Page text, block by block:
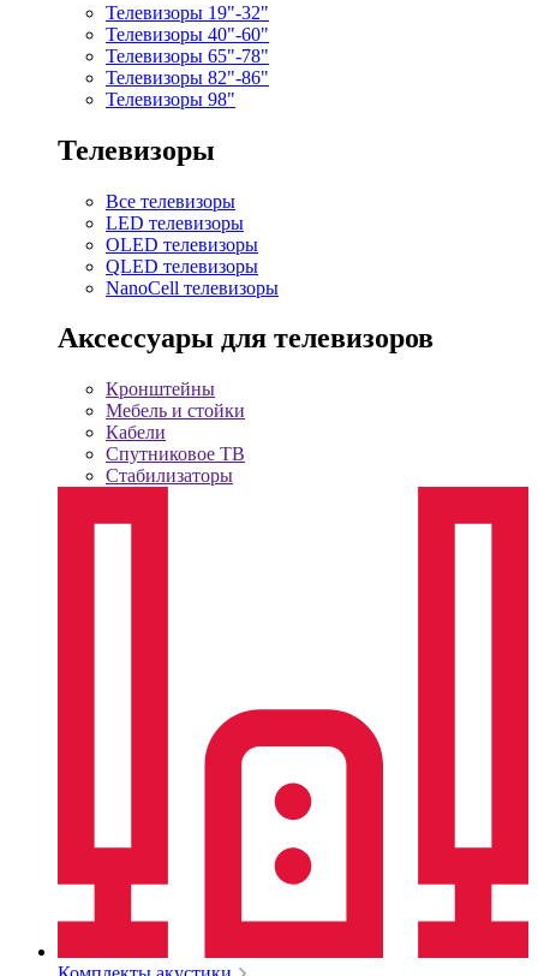
Телевизоры 19"-32"
Телевизоры 40"-60"
Телевизоры 65"-78"
Телевизоры 82"-86"
Телевизоры 98"
Телевизоры
Все телевизоры
LED телевизоры
OLED телевизоры
QLED телевизоры
NanoCell телевизоры
Аксессуары для телевизоров
Кронштейны
Мебель и стойки
Кабели
Спутниковое ТВ
Стабилизаторы